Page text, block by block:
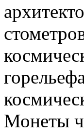
Монеты